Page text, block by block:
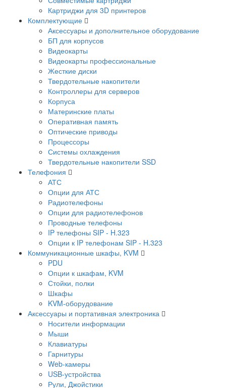
Картриджи для 3D принтеров
Комплектующие
Аксессуары и дополнительное оборудование
БП для корпусов
Видеокарты
Видеокарты профессиональные
Жесткие диски
Твердотельные накопители
Контроллеры для серверов
Корпуса
Материнские платы
Оперативная память
Оптические приводы
Процессоры
Системы охлаждения
Твердотельные накопители SSD
Телефония
АТС
Опции для АТС
Радиотелефоны
Опции для радиотелефонов
Проводные телефоны
IP телефоны SIP - H.323
Опции к IP телефонам SIP - H.323
Коммуникационные шкафы, KVM
PDU
Опции к шкафам, KVM
Стойки, полки
Шкафы
KVM-оборудование
Аксессуары и портативная электроника
Носители информации
Мыши
Клавиатуры
Гарнитуры
Web-камеры
USB-устройства
Рули, Джойстики